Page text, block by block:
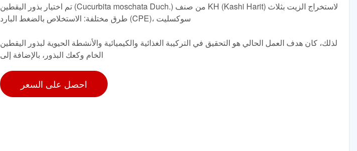
تم اختيار بذور اليقطين (Cucurbita moschata Duch.) من صنف KH (Kashi Harit) لاستخراج الزيت بثلاث
طرق مختلفة: الاستخلاص بالضغط البارد (CPE)، سوكسليت
لذلك، كان هدف العمل الحالي هو التحقيق في التركيبة الغذائية والكيميائية والأنشطة الحيوية لبذور اليقطين
الخام وكعك البذور، بالإضافة إلى
احصل على السعر